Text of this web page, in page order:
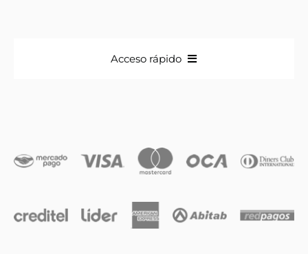
Acceso rápido
Iniciales